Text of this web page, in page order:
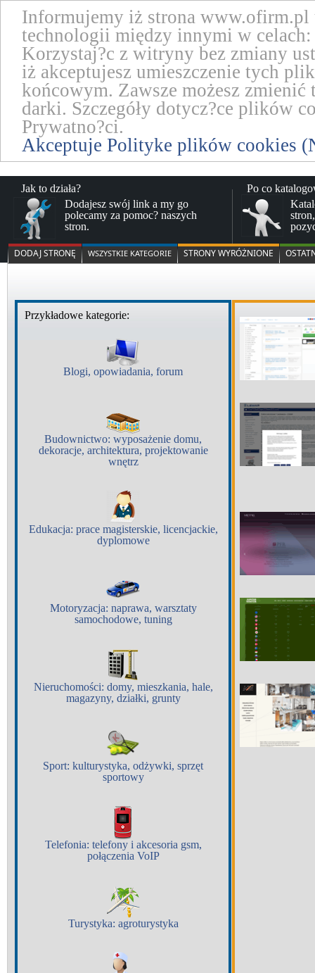
Informujemy iż strona
technologii między innymi w celach:
Korzystaj?c z witryny bez zmiany
iż akceptujesz umieszczenie tych
końcowym. Zawsze możesz
darki. Szczegóły dotycz?ce plików
Prywatno?ci.
Akceptuje Polityke plików cookies
Jak to działa?
Dodajesz swój link a my go
polecamy za pomoc? naszych
stron.
Po co
DODAJ STRONĘ WSZYSTKIE KATEGORIE STRONY WYRÓŻNIONE
Przykładowe kategorie:
Blogi, opowiadania, forum
Budownictwo: wyposażenie domu,
dekoracje, architektura, projektowanie
wnętrz
Edukacja: prace magisterskie, licencjackie,
dyplomowe
Motoryzacja: naprawa, warsztaty
samochodowe, tuning
Nieruchomości: domy, mieszkania, hale,
magazyny, działki, grunty
Sport: kulturystyka, odżywki, sprzęt
sportowy
Telefonia: telefony i akcesoria gsm,
połączenia VoIP
Turystyka: agroturystyka